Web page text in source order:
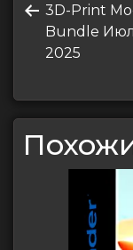
по
записям
запись
3D-Print
Bundle
2025